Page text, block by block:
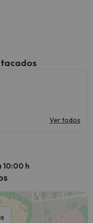
Ver todos
10:00 h